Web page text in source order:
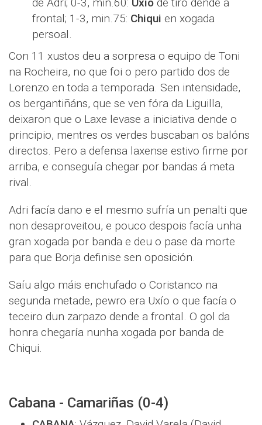
de Adri; 0-3, min.60: Uxío de tiro dende a
frontal; 1-3, min.75: Chiqui en xogada
persoal.
Con 11 xustos deu a sorpresa o equipo de Toni
na Rocheira, no que foi o pero partido dos de
Lorenzo en toda a temporada. Sen intensidade,
os bergantiñáns, que se ven fóra da Liguilla,
deixaron que o Laxe levase a iniciativa dende o
principio, mentres os verdes buscaban os balóns
directos. Pero a defensa laxense estivo firme por
arriba, e conseguía chegar por bandas á meta
rival.
Adri facía dano e el mesmo sufría un penalti que
non desaproveitou, e pouco despois facía unha
gran xogada por banda e deu o pase da morte
para que Borja definise sen oposición.
Saíu algo máis enchufado o Coristanco na
segunda metade, pewro era Uxío o que facía o
teceiro dun zarpazo dende a frontal. O gol da
honra chegaría nunha xogada por banda de
Chiqui.
Cabana - Camariñas (0-4)